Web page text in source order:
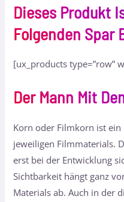
Dieses Produkt
Folgenden Spar
[ux_products type=”row”
Der Mann Mit
Korn oder Filmkorn ist
jeweiligen Filmmaterials.
erst bei der Entwicklung
Sichtbarkeit hängt ganz
Materials ab. Auch in der